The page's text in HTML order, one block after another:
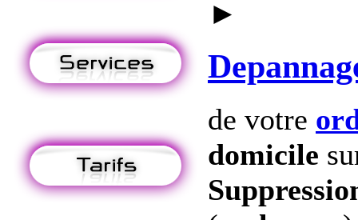
►
de votre
domicile